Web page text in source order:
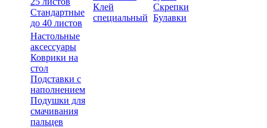
Стандартные
до 40 листов
Клей
специальный
Скрепки
Булавки
Настольные
аксессуары
Коврики на
стол
Подставки с
наполнением
Подушки для
смачивания
пальцев